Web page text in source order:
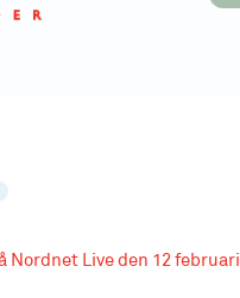
Nordnet Live den 12 februari